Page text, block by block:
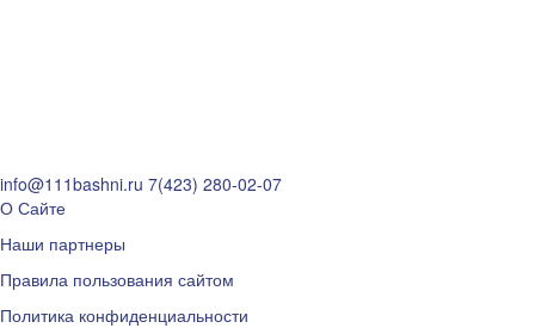
info@111bashni.ru 7(423) 280-02-07
О Сайте
Наши партнеры
Правила пользования сайтом
Политика конфиденциальности